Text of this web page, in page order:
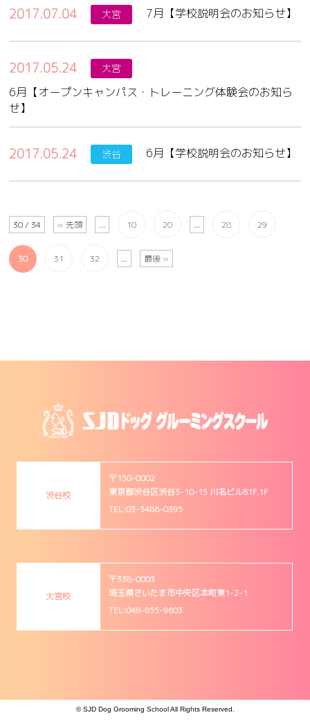
2017.07.04 大宮 7月【学校説明会のお知らせ】
2017.05.24 大宮
6月【オープンキャンパス・トレーニング体験会のお知ら
せ】
2017.05.24 渋谷 6月【学校説明会のお知らせ】
30 / 34 « 先頭 ... 10 20 ... 28 29
30 31 32 ... 最後 »
渋谷校
〒150-0002
東京都渋谷区渋谷3-10-15 川名ビルB1F,1F
TEL:03-3486-0395
大宮校
〒338-0003
埼玉県さいたま市中央区本町東1-2-1
TEL:048-855-9603
© SJD Dog Grooming School All Rights Reserved.